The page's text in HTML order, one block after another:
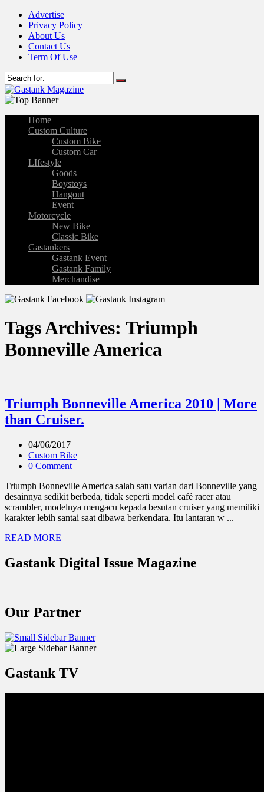
Advertise
Privacy Policy
About Us
Contact Us
Term Of Use
Home
Custom Culture
Custom Bike
Custom Car
LIfestyle
Goods
Boystoys
Hangout
Event
Motorcycle
New Bike
Classic Bike
Gastankers
Gastank Event
Gastank Family
Merchandise
Tags Archives: Triumph
Bonneville America
Triumph Bonneville America 2010 | More
than Cruiser.
04/06/2017
Custom Bike
0 Comment
Triumph Bonneville America salah satu varian dari Bonneville yang
desainnya sedikit berbeda, tidak seperti model café racer atau
scrambler, modelnya mengacu kepada besutan cruiser yang memiliki
karakter lebih santai saat dibawa berkendara. Itu lantaran w ...
READ MORE
Gastank Digital Issue Magazine
Our Partner
Gastank TV